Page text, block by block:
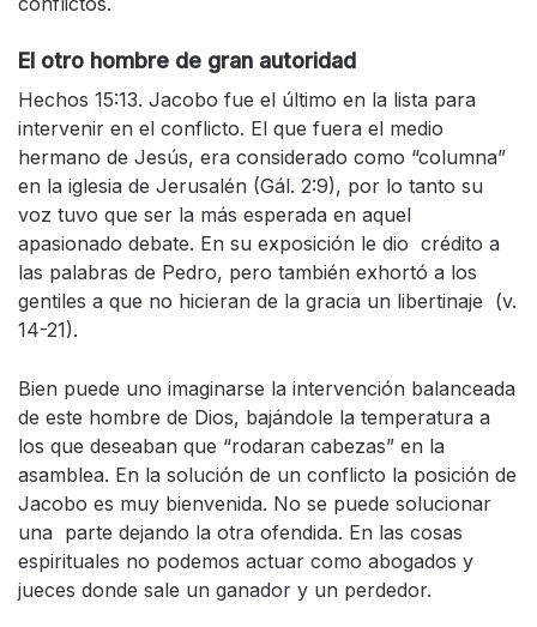
El otro hombre de gran autoridad
Hechos 15:13. Jacobo fue el último en la lista para
intervenir en el conflicto. El que fuera el medio
hermano de Jesús, era considerado como “columna”
en la iglesia de Jerusalén (Gál. 2:9), por lo tanto su
voz tuvo que ser la más esperada en aquel
apasionado debate. En su exposición le dio crédito a
las palabras de Pedro, pero también exhortó a los
gentiles a que no hicieran de la gracia un libertinaje (v.
14-21).
Bien puede uno imaginarse la intervención balanceada
de este hombre de Dios, bajándole la temperatura a
los que deseaban que “rodaran cabezas” en la
asamblea. En la solución de un conflicto la posición de
Jacobo es muy bienvenida. No se puede solucionar
una parte dejando la otra ofendida. En las cosas
espirituales no podemos actuar como abogados y
jueces donde sale un ganador y un perdedor.